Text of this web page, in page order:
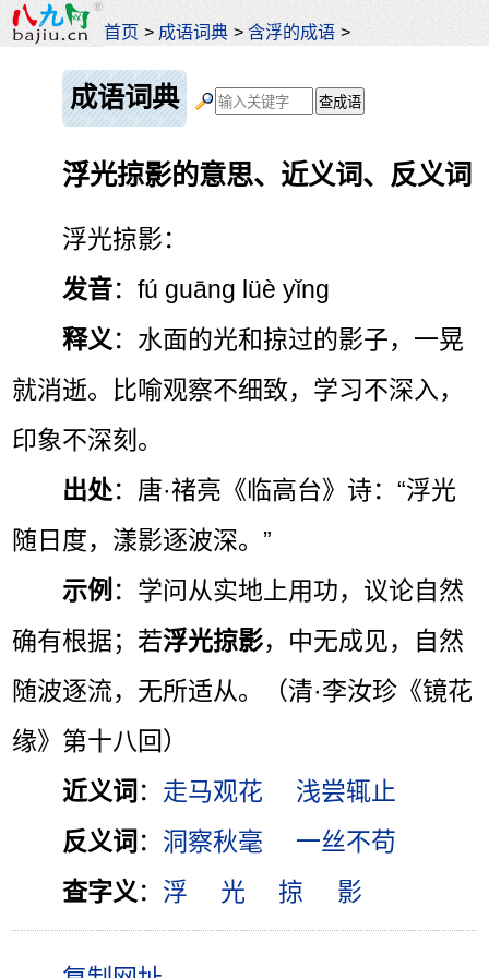
首页 > 成语词典 >含浮的成语 >
成语词典
浮光掠影的意思、近义词、反义词
浮光掠影：
发音：fú guāng lüè yǐng
释义 ：水面的光和掠过的影子，一晃
就消逝。比喻观察不细致，学习不深入，
印象不深刻。
出处：唐·禇亮《临高台》诗：“浮光
随日度，漾影逐波深。”
示例 ：学问从实地上用功，议论自然
确有根据；若浮光掠影，中无成见，自然
随波逐流，无所适从。（清·李汝珍《镜花
缘》第十八回）
近义词 ： 走马观花
浅尝辄止
反义词 ： 洞察秋毫
一丝不苟
查字义 ： 浮 光 掠 影